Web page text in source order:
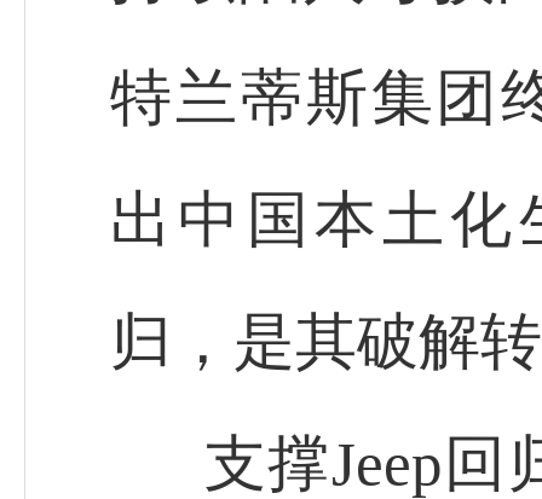
特兰蒂斯集团
出中国本土化
归，是其破解
支撑Jeep